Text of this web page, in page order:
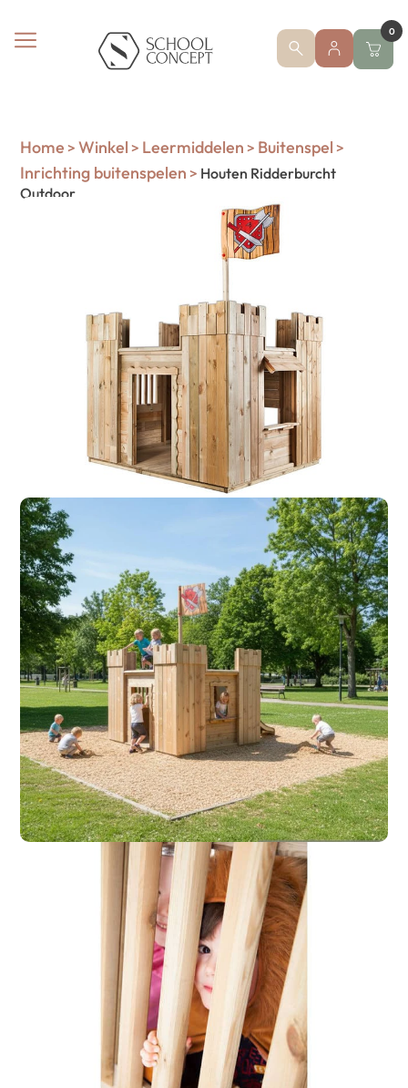
0
Home > Winkel > Leermiddelen > Buitenspel >
Inrichting buitenspelen > Houten Ridderburcht
Outdoor